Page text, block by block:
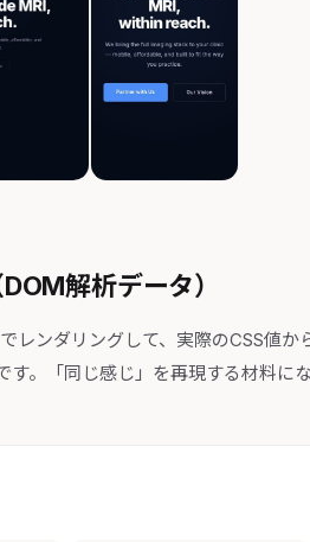
解析データ）
でレンダリングして、実際のCSS値か
す。「同じ感じ」を再現する材料に